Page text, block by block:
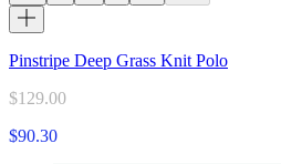
Pinstripe Deep Grass Knit Polo
$129.00
$90.30